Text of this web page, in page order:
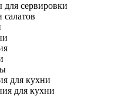
сервировки
салатов
для кухни
для кухни